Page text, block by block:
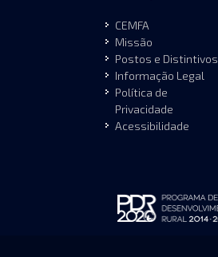
CEMFA
Missão
Postos e Distintivos
Informação Legal
Política de
Privacidade
Acessibilidade